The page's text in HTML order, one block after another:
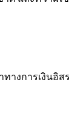
างการเงินอิ